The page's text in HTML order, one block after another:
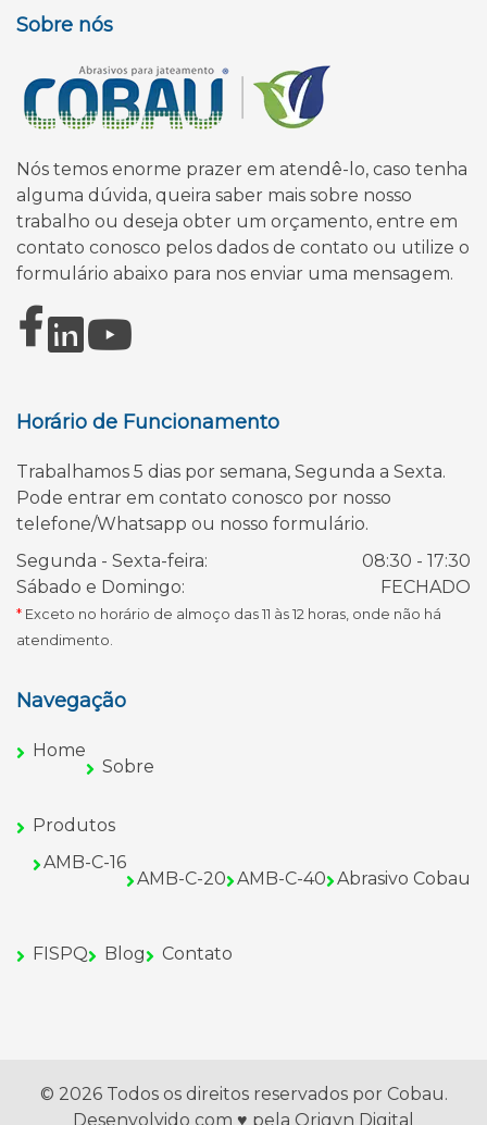
Sobre nós
Nós temos enorme prazer em atendê-lo, caso tenha
alguma dúvida, queira saber mais sobre nosso
trabalho ou deseja obter um orçamento, entre em
contato conosco pelos dados de contato ou utilize o
formulário abaixo para nos enviar uma mensagem.
Horário de Funcionamento
Trabalhamos 5 dias por semana, Segunda a Sexta.
Pode entrar em contato conosco por nosso
telefone/Whatsapp ou nosso formulário.
Segunda - Sexta-feira:
08:30 - 17:30
Sábado e Domingo:
FECHADO
* Exceto no horário de almoço das 11 às 12 horas, onde não há
atendimento.
Navegação
Home
Sobre
Produtos
AMB-C-16
AMB-C-20 AMB-C-40 Abrasivo Cobau
FISPQ Blog Contato
© 2026 Todos os direitos reservados por Cobau.
Desenvolvido com ♥ pela Origyn Digital